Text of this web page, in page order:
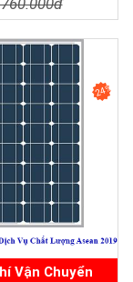
24%
Vận Chuyển